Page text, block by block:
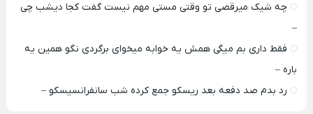
چه شیک میرقصی تو وقتی مستی مهم نیست گفت کجا دیشب چی
–
فقط داری بم میگی همش یه خوابه میخوای برگردی نگو همین یه
باره –
رد بدم صد دفعه بعد ریسکو جمع کرده شب سانفرانسیسکو –